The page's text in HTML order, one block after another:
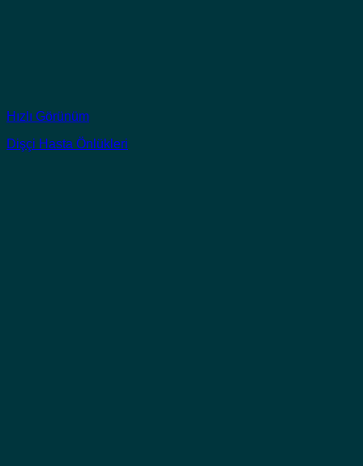
Hızlı Görünüm
Dişçi Hasta Önlükleri